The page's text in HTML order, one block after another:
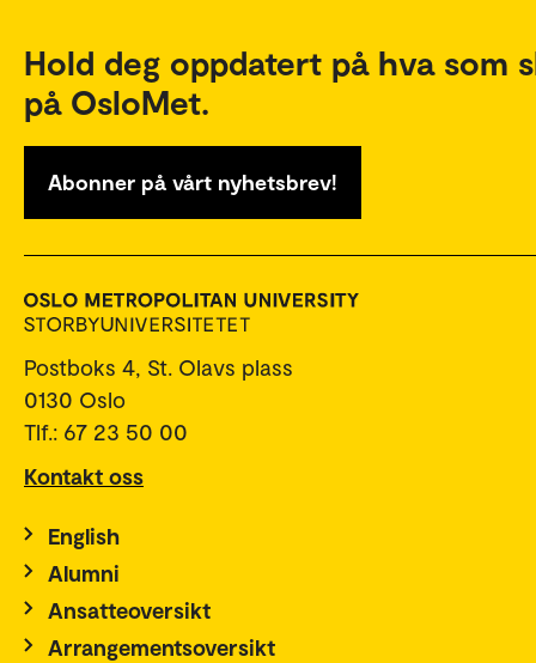
Hold deg oppdatert på hva som
på OsloMet.
Abonner på vårt nyhetsbrev!
Postboks 4, St. Olavs plass
0130 Oslo
Tlf.: 67 23 50 00
Kontakt oss
English
Alumni
Ansatteoversikt
Arrangementsoversikt